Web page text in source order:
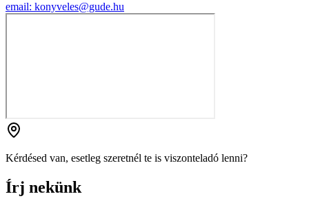
email: konyveles@gude.hu
Kérdésed van, esetleg szeretnél te is viszonteladó lenni?
Írj nekünk